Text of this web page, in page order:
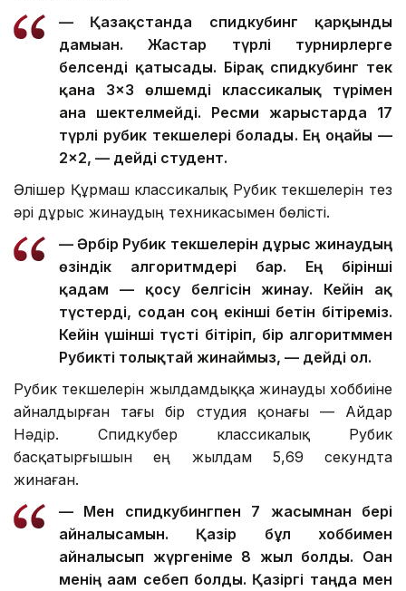
— Қазақстанда спидкубинг қарқынды
дамыған. Жастар түрлі турнирлерге
белсенді қатысады. Бірақ спидкубинг тек
қана 3×3 өлшемді классикалық түрімен
ғана шектелмейді. Ресми жарыстарда 17
түрлі рубик текшелері болады. Ең оңайы —
2×2, — дейді студент.
Әлішер Құрмаш классикалық Рубик текшелерін тез
әрі дұрыс жинаудың техникасымен бөлісті.
— Әрбір Рубик текшелерін дұрыс жинаудың
өзіндік алгоритмдері бар. Ең бірінші
қадам — қосу белгісін жинау. Кейін ақ
түстерді, содан соң екінші бетін бітіреміз.
Кейін үшінші түсті бітіріп, бір алгоритммен
Рубикті толықтай жинаймыз, — дейді ол.
Рубик текшелерін жылдамдыққа жинауды хоббиіне
айналдырған тағы бір студия қонағы — Айдар
Нәдір. Спидкубер классикалық Рубик
басқатырғышын ең жылдам 5,69 секундта
жинаған.
— Мен спидкубингпен 7 жасымнан бері
айналысамын. Қазір бұл хоббимен
айналысып жүргеніме 8 жыл болды. Оған
менің ағам себеп болды. Қазіргі таңда мен